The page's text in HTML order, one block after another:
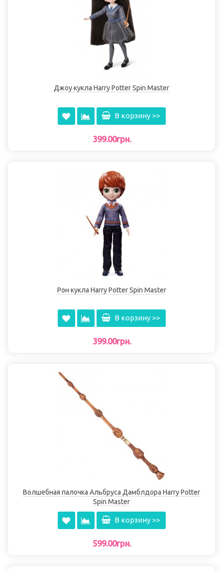
Джоу кукла Harry Potter Spin Master
В корзину >>
399.00грн.
Рон кукла Harry Potter Spin Master
В корзину >>
399.00грн.
Волшебная палочка Альбруса Дамблдора Harry Potter
Spin Master
В корзину >>
599.00грн.